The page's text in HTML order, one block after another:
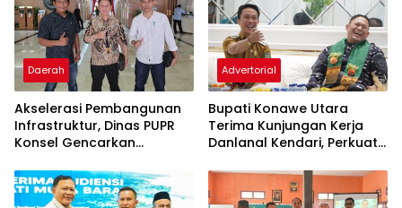
Daerah
Akselerasi Pembangunan
Infrastruktur, Dinas PUPR
Konsel Gencarkan
Kementerian
Advertorial
Bupati Konawe Utara
Terima Kunjungan Kerja
Danlanal Kendari, Perkuat
dan TNI AL